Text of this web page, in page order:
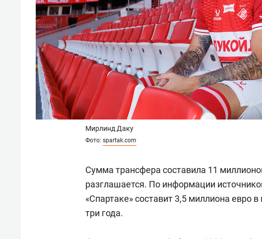
Мирлинд Даку
Фото: spartak.com
Сумма трансфера составила 11
разглашается. По информации
«Спартаке» составит 3,5 миллиона евро
три года.